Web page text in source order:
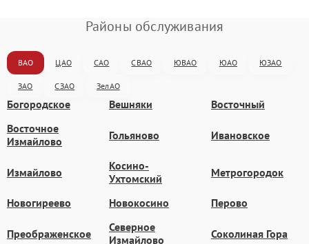
Районы обслуживания
ВАО ЦАО САО СВАО ЮВАО ЮАО ЮЗАО
ЗАО СЗАО ЗелАО
Богородское Вешняки
Восточный
Восточное
Измайлово
Гольяново Ивановское
Измайлово
Косино-
Ухтомский
Метрогородок
Новогиреево Новокосино Перово
Преображенское
Северное
Измайлово
Соколиная Гора